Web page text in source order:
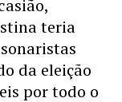
teria
da eleição
por todo o